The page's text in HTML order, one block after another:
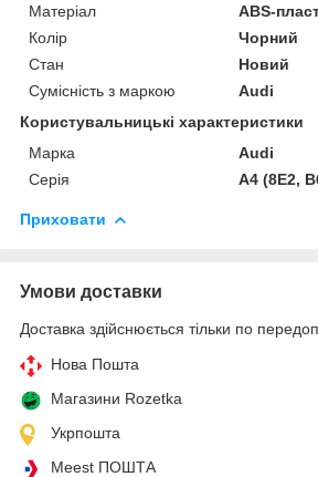
Матеріал
ABS-
Колір
Чорний
Стан
Новий
Сумісність з маркою
Audi
Користувальницькі характеристики
Марка
Audi
Серія
A4 (8E2,
Приховати
Умови доставки
Доставка здійснюється тільки по
Нова Пошта
Магазини Rozetka
Укрпошта
Meest ПОШТА